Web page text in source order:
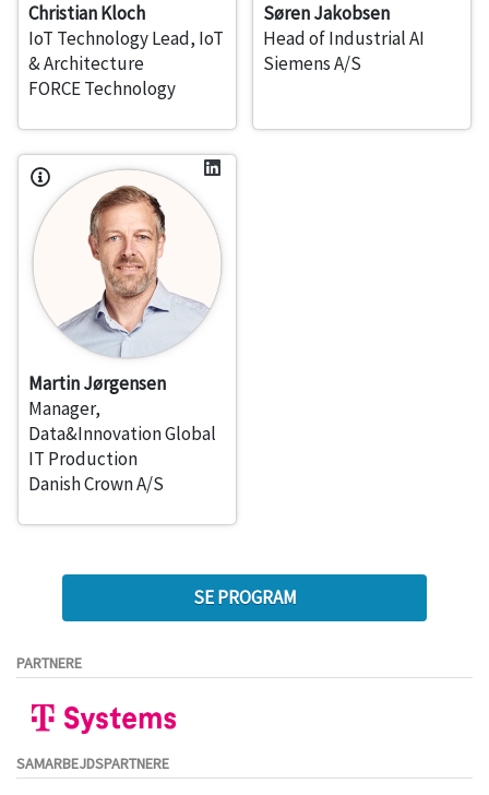
Christian Kloch
IoT Technology Lead, IoT
& Architecture
FORCE Technology
Søren Jakobsen
Head of Industrial AI
Siemens A/S
Martin Jørgensen
Manager,
Data&Innovation Global
IT Production
Danish Crown A/S
SE PROGRAM
PARTNERE
SAMARBEJDSPARTNERE